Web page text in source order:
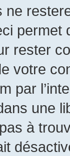
permet
rester
votre
par
une
à